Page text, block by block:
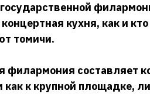
кухня, как и
томичи.
филармония составляет
к крупной площадке,